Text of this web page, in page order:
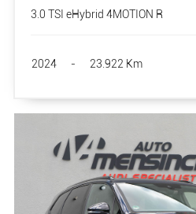
3.0 TSI eHybrid 4MOTION R
2024 - 23.922 Km